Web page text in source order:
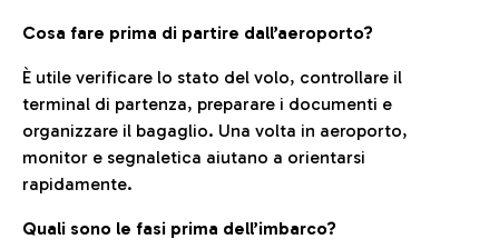
Cosa fare prima di partire dall’aeroporto?
È utile verificare lo stato del volo, controllare il
terminal di partenza, preparare i documenti e
organizzare il bagaglio. Una volta in aeroporto,
monitor e segnaletica aiutano a orientarsi
rapidamente.
Quali sono le fasi prima dell’imbarco?